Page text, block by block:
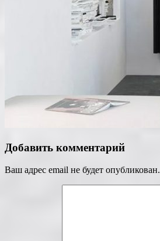
Добавить комментарий
Ваш адрес email не будет опубликован.